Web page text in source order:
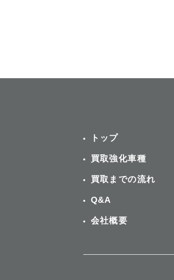
トップ
買取強化車種
買取までの流れ
Q&A
会社概要